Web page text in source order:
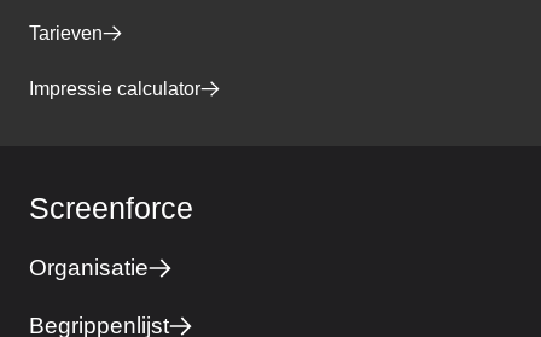
Tarieven
Impressie calculator
Screenforce
Organisatie
Begrippenlijst